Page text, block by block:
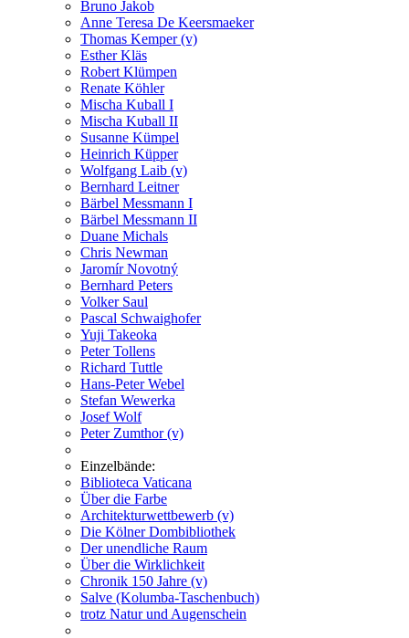
Bruno Jakob
Anne Teresa De Keersmaeker
Thomas Kemper (v)
Esther Kläs
Robert Klümpen
Renate Köhler
Mischa Kuball I
Mischa Kuball II
Susanne Kümpel
Heinrich Küpper
Wolfgang Laib (v)
Bernhard Leitner
Bärbel Messmann I
Bärbel Messmann II
Duane Michals
Chris Newman
Jaromír Novotný
Bernhard Peters
Volker Saul
Pascal Schwaighofer
Yuji Takeoka
Peter Tollens
Richard Tuttle
Hans-Peter Webel
Stefan Wewerka
Josef Wolf
Peter Zumthor (v)
Einzelbände:
Biblioteca Vaticana
Über die Farbe
Architekturwettbewerb (v)
Die Kölner Dombibliothek
Der unendliche Raum
Über die Wirklichkeit
Chronik 150 Jahre (v)
Salve (Kolumba-Taschenbuch)
trotz Natur und Augenschein